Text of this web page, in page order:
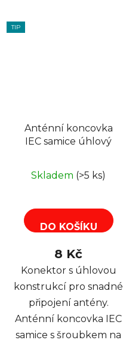
TIP
Anténní koncovka
IEC samice úhlový
Skladem (>5 ks)
DO KOŠÍKU
8 Kč
Konektor s úhlovou
konstrukcí pro snadné
připojení antény.
Anténní koncovka IEC
samice s šroubkem na